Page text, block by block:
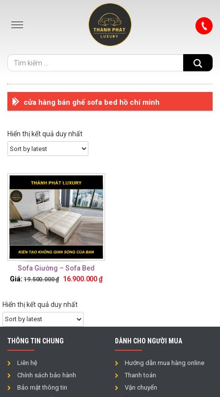
cửa hàng bán ghế sofa bed hồ chí minh
Hiển thị kết quả duy nhất
Sofa Giường – Sofa Bed
TTG30
Giá: 19.500.000₫ 16.900.000₫
Hiển thị kết quả duy nhất
THÔNG TIN CHUNG
Liên hệ
Chính sách bảo hành
Bảo mật thông tin
DÀNH CHO NGƯỜI MUA
Hướng dẫn mua hàng online
Thanh toán
Vận chuyển